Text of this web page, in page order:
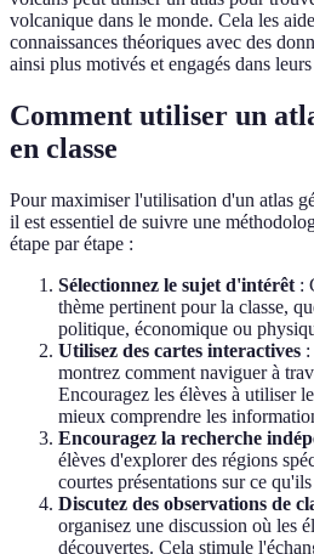
volcanique dans le monde. Cela les
connaissances théoriques avec des
ainsi plus motivés et engagés dans leurs
Comment utiliser un
en classe
Pour maximiser l'utilisation d'un atlas
il est essentiel de suivre une
étape par étape :
Sélectionnez le sujet d'intérêt :
thème pertinent pour la classe,
politique, économique ou
Utilisez des cartes interactives
montrez comment naviguer à
Encouragez les élèves à utiliser
mieux comprendre les
Encouragez la recherche
élèves d'explorer des régions
courtes présentations sur ce
Discutez des observations de
organisez une discussion où les
découvertes. Cela stimule